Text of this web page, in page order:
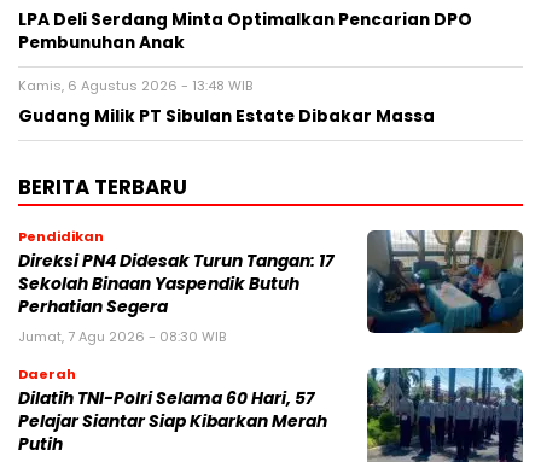
LPA Deli Serdang Minta Optimalkan Pencarian DPO
Pembunuhan Anak
Kamis, 6 Agustus 2026 - 13:48 WIB
Gudang Milik PT Sibulan Estate Dibakar Massa
BERITA TERBARU
Pendidikan
Direksi PN4 Didesak Turun Tangan: 17
Sekolah Binaan Yaspendik Butuh
Perhatian Segera
Jumat, 7 Agu 2026 - 08:30 WIB
Daerah
Dilatih TNI-Polri Selama 60 Hari, 57
Pelajar Siantar Siap Kibarkan Merah
Putih